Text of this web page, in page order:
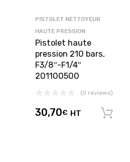
Ajouter au panier
PISTOLET NETTOYEUR
HAUTE PRESSION
Pistolet haute
pression 210 bars,
F3/8″-F1/4″
201100500
(0 reviews)
30,70€ HT